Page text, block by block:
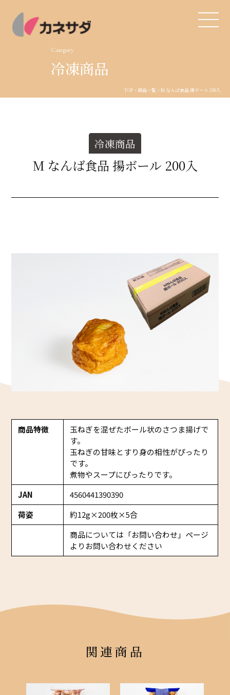
TOP
美味しい安心
商品・開発
Category
冷凍商品
TOP<商品一覧 < M なんば食品 揚ボール 200入
冷凍商品
M なんば食品 揚ボール 200入
商品特徴
玉ねぎを混ぜたボール状のさつま揚げで
す。
玉ねぎの甘味とすり身の相性がぴったり
です。
煮物やスープにぴったりです。
JAN
4560441390390
荷姿
約12g×200枚×5合
商品については「お問い合わせ」ページ
よりお問い合わせください
関連商品